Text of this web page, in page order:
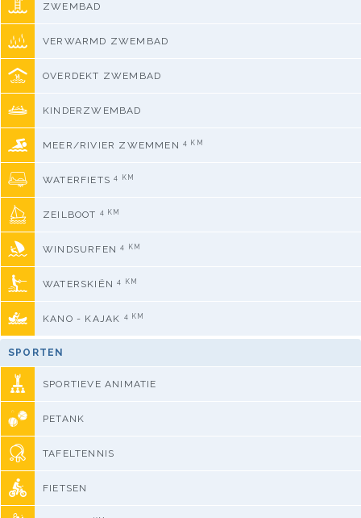
ZWEMBAD
VERWARMD ZWEMBAD
OVERDEKT ZWEMBAD
KINDERZWEMBAD
MEER/RIVIER ZWEMMEN 4 KM
WATERFIETS4 KM
ZEILBOOT 4 KM
WINDSURFEN4 KM
WATERSKIËN4 KM
KANO - KAJAK 4 KM
SPORTEN
SPORTIEVE ANIMATIE
PETANK
TAFELTENNIS
FIETSEN